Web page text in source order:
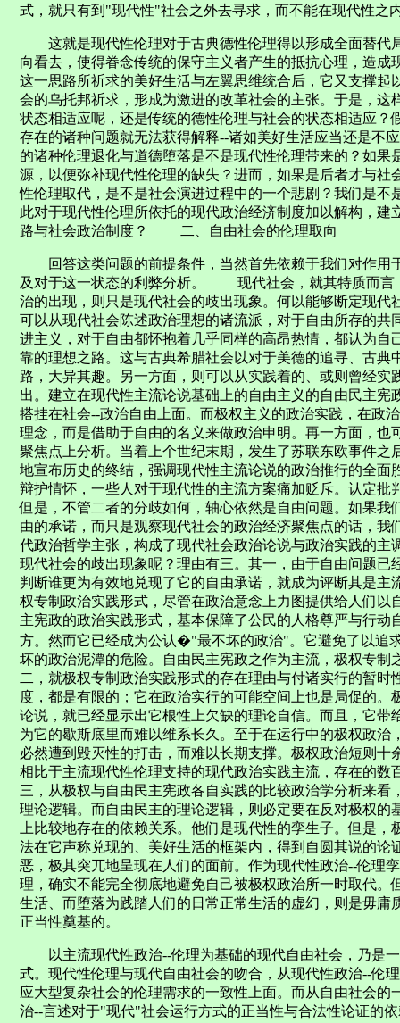
式，就只有到"现代性"社会之外去寻求，而不能在现代性之
这就是现代性伦理对于古典德性伦理得以形成全面替
向看去，使得眷念传统的保守主义者产生的抵抗心理，造
这一思路所祈求的美好生活与左翼思维统合后，它又支撑
会的乌托邦祈求，形成为激进的改革社会的主张。于是，
状态相适应呢，还是传统的德性伦理与社会的状态相适应
存在的诸种问题就无法获得解释--诸如美好生活应当还是不
的诸种伦理退化与道德堕落是不是现代性伦理带来的？如
源，以便弥补现代性伦理的缺失？进而，如果是后者才与
性伦理取代，是不是社会演进过程中的一个悲剧？我们是
此对于现代性伦理所依托的现代政治经济制度加以解构，
路与社会政治制度？ 二、自由社会的伦理取向
回答这类问题的前提条件，当然首先依赖于我们对作用
及对于这一状态的利弊分析。 现代社会，就其特质而言
治的出现，则只是现代社会的歧出现象。何以能够断定现
可以从现代社会陈述政治理想的诸流派，对于自由所存的
进主义，对于自由都怀抱着几乎同样的高昂热情，都认为
靠的理想之路。这与古典希腊社会以对于美德的追寻、古典
路，大异其趣。另一方面，则可以从实践着的、或则曾经
出。建立在现代性主流论说基础上的自由主义的自由民主
搭挂在社会--政治自由上面。而极权主义的政治实践，在政
理念，而是借助于自由的名义来做政治申明。再一方面，
聚焦点上分析。当着上个世纪末期，发生了苏联东欧事件
地宣布历史的终结，强调现代性主流论说的政治推行的全
辩护情怀，一些人对于现代性的主流方案痛加贬斥。认定
但是，不管二者的分歧如何，轴心依然是自由问题。如果
由的承诺，而只是观察现代社会的政治经济聚焦点的话，
代政治哲学主张，构成了现代社会政治论说与政治实践
现代社会的歧出现象呢？理由有三。其一，由于自由问题
判断谁更为有效地兑现了它的自由承诺，就成为评断其是
权专制政治实践形式，尽管在政治意念上力图提供给人们
主宪政的政治实践形式，基本保障了公民的人格尊严与行
方。然而它已经成为公认�"最不坏的政治"。它避免了以追
坏的政治泥潭的危险。自由民主宪政之作为主流，极权专制
二，就极权专制政治实践形式的存在理由与付诸实行的暂
度，都是有限的；它在政治实行的可能空间上也是局促的
论说，就已经显示出它根性上欠缺的理论自信。而且，它
为它的歇斯底里而难以维系长久。至于在运行中的极权政
必然遭到毁灭性的打击，而难以长期支撑。极权政治短则
相比于主流现代性伦理支持的现代政治实践主流，存在的数
三，从极权与自由民主宪政各自实践的比较政治学分析来
理论逻辑。而自由民主的理论逻辑，则必定要在反对极权
上比较地存在的依赖关系。他们是现代性的孪生子。但是
法在它声称兑现的、美好生活的框架内，得到自圆其说的
恶，极其突兀地呈现在人们的面前。作为现代性政治--伦理
理，确实不能完全彻底地避免自己被极权政治所一时取代
生活、而堕落为践踏人们的日常正常生活的虚幻，则是毋庸
正当性奠基的。
以主流现代性政治--伦理为基础的现代自由社会，乃是
式。现代性伦理与现代自由社会的吻合，从现代性政治--伦
应大型复杂社会的伦理需求的一致性上面。而从自由社会
治--言述对于"现代"社会运行方式的正当性与合法性论证的